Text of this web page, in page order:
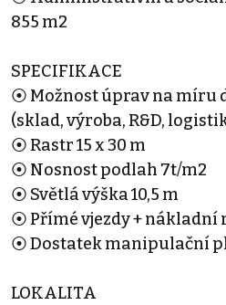
855 m2
SPECIFIKACE
⦿ Možnost úprav na míru
(sklad, výroba, R&D,
⦿ Rastr 15 x 30 m
⦿ Nosnost podlah 7t/m2
⦿ Světlá výška 10,5 m
⦿ Přímé vjezdy + nákladní
⦿ Dostatek manipulační
LOKALITA